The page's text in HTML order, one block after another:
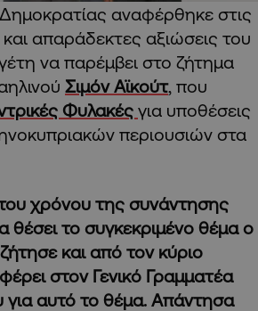
αναφέρθηκε στις
απαράδεκτες αξιώσεις του
να παρέμβει στο ζήτημα
Σιμόν Αϊκούτ, που
Φυλακές για υποθέσεις
περιουσιών στα
χρόνου της συνάντησης
το συγκεκριμένο θέμα ο
και από τον κύριο
στον Γενικό Γραμματέα
για αυτό το θέμα. Απάντησα